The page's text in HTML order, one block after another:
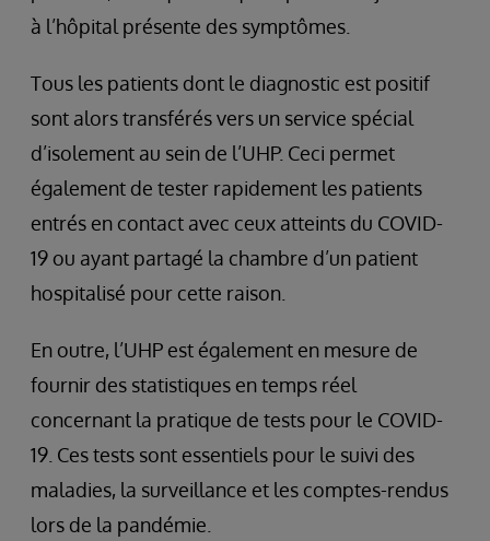
à l’hôpital présente des symptômes.
Tous les patients dont le diagnostic est positif
sont alors transférés vers un service spécial
d’isolement au sein de l’UHP. Ceci permet
également de tester rapidement les patients
entrés en contact avec ceux atteints du COVID-
19 ou ayant partagé la chambre d’un patient
hospitalisé pour cette raison.
En outre, l’UHP est également en mesure de
fournir des statistiques en temps réel
concernant la pratique de tests pour le COVID-
19. Ces tests sont essentiels pour le suivi des
maladies, la surveillance et les comptes-rendus
lors de la pandémie.